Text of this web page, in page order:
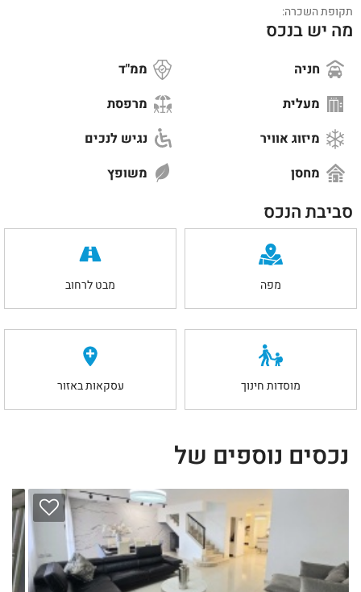
תקופת השכרה:
מה יש בנכס
חניה
ממ"ד
מעלית
מרפסת
מיזוג אוויר
נגיש לנכים
מחסן
משופץ
סביבת הנכס
מפה מבט לרחוב
מוסדות חינוך עסקאות באזור
נכסים נוספים של